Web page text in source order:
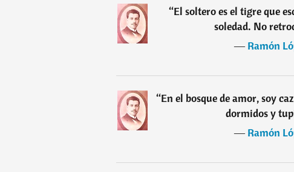
“El soltero es el tigre que
soledad. No
―Ramón
“En el bosque de amor, soy
dormidos y
―Ramón